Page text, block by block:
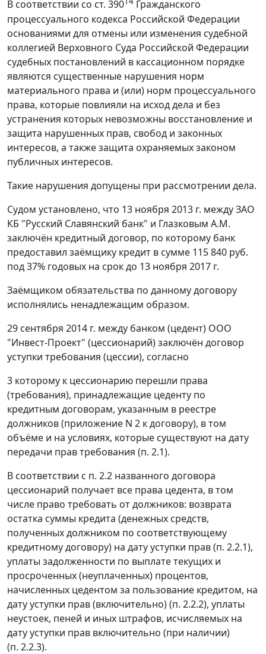
В соответствии со ст. 390
Гражданского
процессуального кодекса Российской Федерации
основаниями для отмены или изменения судебной
коллегией Верховного Суда Российской Федерации
судебных постановлений в кассационном порядке
являются существенные нарушения норм
материального права и (или) норм процессуального
права, которые повлияли на исход дела и без
устранения которых невозможны восстановление и
защита нарушенных прав, свобод и законных
интересов, а также защита охраняемых законом
публичных интересов.
Такие нарушения допущены при рассмотрении дела.
Судом установлено, что 13 ноября 2013 г. между ЗАО
КБ "Русский Славянский банк" и Глазковым A.M.
заключён кредитный договор, по которому банк
предоставил заёмщику кредит в сумме 115 840 руб.
под 37% годовых на срок до 13 ноября 2017 г.
Заёмщиком обязательства по данному договору
исполнялись ненадлежащим образом.
29 сентября 2014 г. между банком (цедент) ООО
"Инвест-Проект" (цессионарий) заключён договор
уступки требования (цессии), согласно
3 которому к цессионарию перешли права
(требования), принадлежащие цеденту по
кредитным договорам, указанным в реестре
должников (приложение N 2 к договору), в том
объёме и на условиях, которые существуют на дату
передачи прав требования (п. 2.1).
В соответствии с п. 2.2 названного договора
цессионарий получает все права цедента, в том
числе право требовать от должников: возврата
остатка суммы кредита (денежных средств,
полученных должником по соответствующему
кредитному договору) на дату уступки прав (п. 2.2.1),
уплаты задолженности по выплате текущих и
просроченных (неуплаченных) процентов,
начисленных цедентом за пользование кредитом, на
дату уступки прав (включительно) (п. 2.2.2), уплаты
неустоек, пеней и иных штрафов, исчисляемых на
дату уступки прав включительно (при наличии)
(п. 2.2.3).